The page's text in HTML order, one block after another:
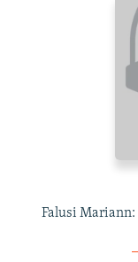
Falusi Mariann: